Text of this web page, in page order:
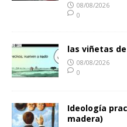
08/08/2026
0
las viñetas
08/08/2026
0
Ideología
madera)